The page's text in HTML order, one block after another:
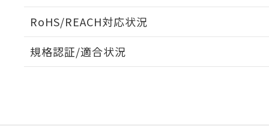
RoHS/REACH対応状況
規格認証/適合状況